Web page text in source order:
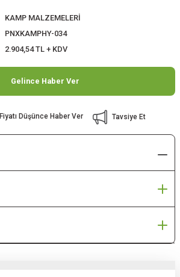
KAMP MALZEMELERİ
PNXKAMPHY-034
2.904,54 TL + KDV
Gelince Haber Ver
Fiyatı Düşünce Haber Ver Tavsiye Et